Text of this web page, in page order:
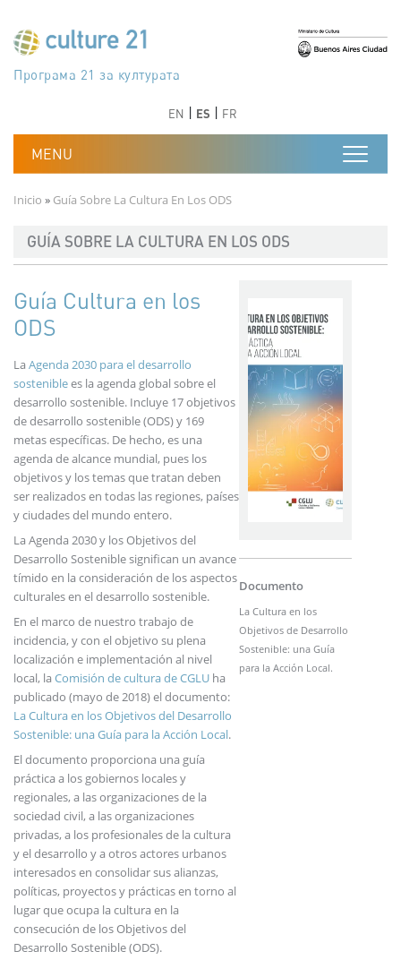
جدول أعمال القرن 21 للثقافة
Програма 21 за културата
Agenda 21 de la cultura
Agjenda 21 për kulturë
Agenda 21 van cultuur
Agenda 21 for culture
Kulturaren Agenda 21
Agenda 21 de la culture
Axenda 21 da cultura
Agenda 21 für Kultur
Agenda 21 della cultura
文化のためのアジェンダ21
دستورکار 21 برای فرهنگ
Agenda 21 dla kultury
Agenda 21 da cultura
Повестка дня 21 для культуры
Agenda 21 za kulturu
Agenda 21 de la cultura
Agenda 21 för kulturen
Kültür için Gündem 21
Порядок денний 21 для культури
EN ES FR
Ruta de navegación
Inicio Guía Sobre La Cultura En Los ODS
GUÍA SOBRE LA CULTURA EN LOS ODS
Guía Cultura en los
ODS
La Agenda 2030 para el desarrollo
sosteniblees la agenda global sobre el
desarrollo sostenible. Incluye 17 objetivos
de desarrollo sostenible (ODS) y 169
metas específicas. De hecho, es una
agenda de alcance mundial, pues los
objetivos y los temas que tratan deben
ser realizados en todas las regiones, países
y ciudades del mundo entero.
La Agenda 2030 y los Objetivos del
Desarrollo Sostenible significan un avance
tímido en la consideración de los aspectos
culturales en el desarrollo sostenible.
En el marco de nuestro trabajo de
incidencia, y con el objetivo su plena
localización e implementación al nivel
local, la Comisión de cultura de CGLU ha
publicado (mayo de 2018) el documento:
La Cultura en los Objetivos del Desarrollo
Sostenible: una Guía para la Acción Local.
El documento proporciona una guía
práctica a los gobiernos locales y
regionales, a las organizaciones de la
sociedad civil, a las organizaciones
privadas, a los profesionales de la cultura
y el desarrollo y a otros actores urbanos
interesados en consolidar sus alianzas,
políticas, proyectos y prácticas en torno al
lugar que ocupa la cultura en la
consecución de los Objetivos del
Desarrollo Sostenible (ODS).
Documento
La Cultura en los
Objetivos de Desarrollo
Sostenible: una Guía
para la Acción Local.